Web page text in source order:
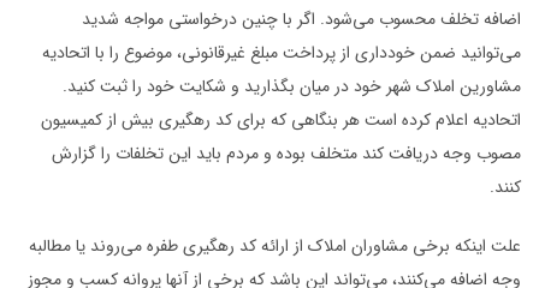
اضافه تخلف محسوب می‌شود. اگر با چنین درخواستی مواجه شدید
می‌توانید ضمن خودداری از پرداخت مبلغ غیرقانونی، موضوع را با اتحادیه
مشاورین املاک شهر خود در میان بگذارید و شکایت خود را ثبت کنید.
اتحادیه اعلام کرده است هر بنگاهی که برای کد رهگیری بیش از کمیسیون
مصوب وجه دریافت کند متخلف بوده و مردم باید این تخلفات را گزارش
کنند.
علت اینکه برخی مشاوران املاک از ارائه کد رهگیری طفره می‌روند یا مطالبه
وجه اضافه می‌کنند، می‌تواند این باشد که برخی از آنها پروانه کسب و مجوز